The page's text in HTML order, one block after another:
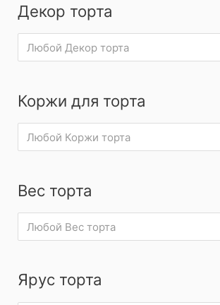
Декор торта
Любой Декор торта
Коржи для торта
Любой Коржи торта
Вес торта
Любой Вес торта
Ярус торта